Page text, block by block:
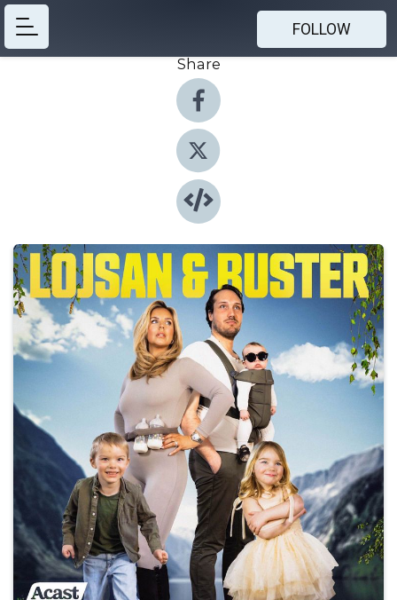
FOLLOW
Share